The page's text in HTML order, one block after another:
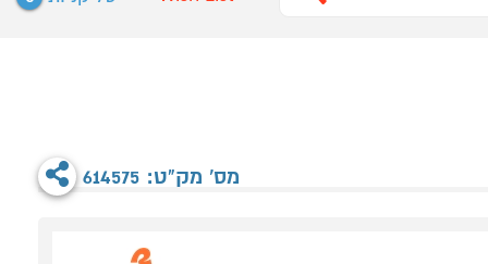
מס' מק"ט: 614575